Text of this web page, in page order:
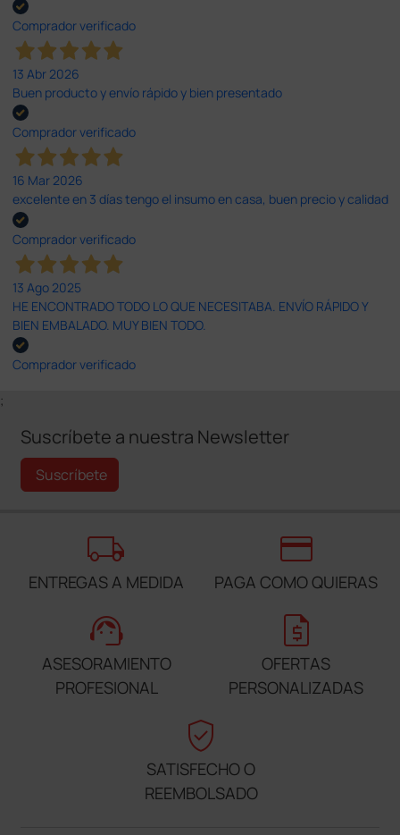
Comprador verificado
13 Abr 2026
Buen producto y envío rápido y bien presentado
Comprador verificado
16 Mar 2026
excelente en 3 días tengo el insumo en casa, buen precio y calidad
Comprador verificado
13 Ago 2025
HE ENCONTRADO TODO LO QUE NECESITABA. ENVÍO RÁPIDO Y
BIEN EMBALADO. MUY BIEN TODO.
Comprador verificado
;
Suscríbete a nuestra Newsletter
Suscríbete
local_shipping
ENTREGAS A MEDIDA
credit_card
PAGA COMO QUIERAS
support_agent
ASESORAMIENTO
PROFESIONAL
request_quote
OFERTAS
PERSONALIZADAS
verified_user
SATISFECHO O
REEMBOLSADO